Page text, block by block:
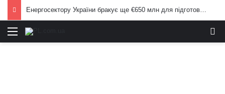
Енергосектору України бракує ще €650 млн для підготовки до опалювального сезону: Корецький попередив населення
Меню